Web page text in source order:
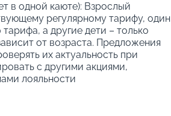
в одной каюте): Взрослый
регулярному тарифу, один
а другие дети – только
от возраста. Предложения
их актуальность при
с другими акциями,
лояльности